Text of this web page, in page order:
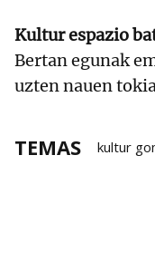
Kultur espazio
Bertan egunak
uzten nauen
TEMAS kultur